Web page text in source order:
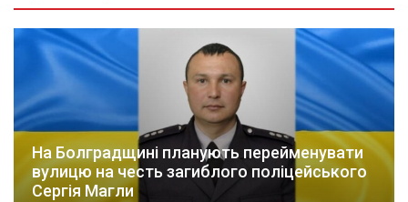
На Болградщині планують перейменувати
вулицю на честь загиблого поліцейського
Сергія Магли